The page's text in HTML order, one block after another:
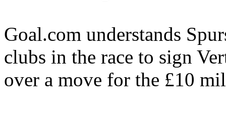
Goal.com understands
clubs in the race to sign
over a move for the £10